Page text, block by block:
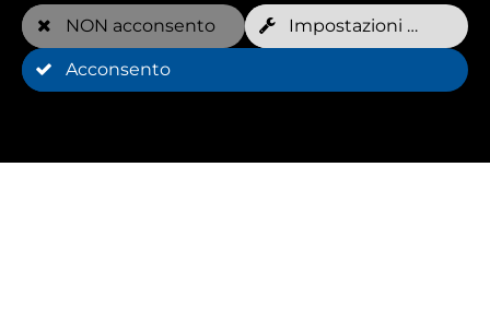
NON acconsento Impostazioni dei cookie
Acconsento